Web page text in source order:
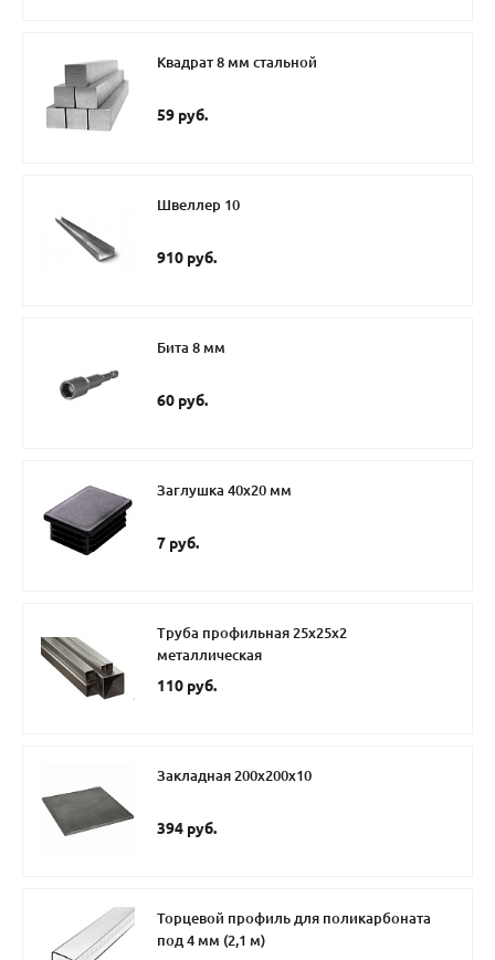
Квадрат 8 мм стальной
59 руб.
Швеллер 10
910 руб.
Бита 8 мм
60 руб.
Заглушка 40х20 мм
7 руб.
Труба профильная 25х25х2
металлическая
110 руб.
Закладная 200x200x10
394 руб.
Торцевой профиль для поликарбоната
под 4 мм (2,1 м)